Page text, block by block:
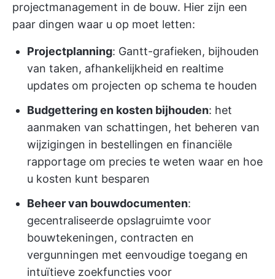
projectmanagement in de bouw. Hier zijn een
paar dingen waar u op moet letten:
Projectplanning: Gantt-grafieken, bijhouden
van taken, afhankelijkheid en realtime
updates om projecten op schema te houden
Budgettering en kosten bijhouden: het
aanmaken van schattingen, het beheren van
wijzigingen in bestellingen en financiële
rapportage om precies te weten waar en hoe
u kosten kunt besparen
Beheer van bouwdocumenten:
gecentraliseerde opslagruimte voor
bouwtekeningen, contracten en
vergunningen met eenvoudige toegang en
intuïtieve zoekfuncties voor